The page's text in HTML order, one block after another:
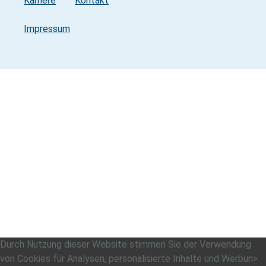
Impressum
Durch Nutzung dieser Website stimmen Sie der Verwendung
von Cookies für Analysen, personalisierte Inhalte und Werbun>